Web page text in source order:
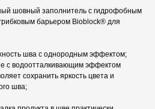
шовный заполнитель с гидрофобным
барьером Bioblock® для
шва с однородным эффектом;
с водоотталкивающим эффектом
сохранить яркость цвета и
шва;